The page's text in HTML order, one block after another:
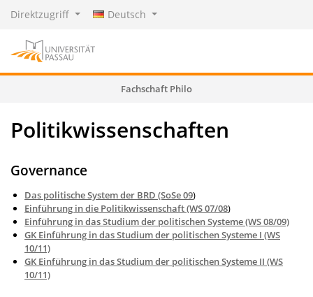
Direktzugriff Deutsch
Fachschaft Philo
Politikwissenschaften
Governance
Das politische System der BRD (SoSe 09)
Einführung in die Politikwissenschaft (WS 07/08)
Einführung in das Studium der politischen Systeme (WS 08/09)
GK Einführung in das Studium der politischen Systeme I (WS
10/11)
GK Einführung in das Studium der politischen Systeme II (WS
10/11)